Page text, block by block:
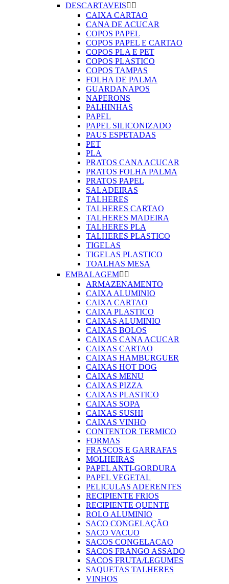
DESCARTAVEIS 
CAIXA CARTAO
CANA DE ACUCAR
COPOS PAPEL
COPOS PAPEL E CARTAO
COPOS PLA E PET
COPOS PLASTICO
COPOS TAMPAS
FOLHA DE PALMA
GUARDANAPOS
NAPERONS
PALHINHAS
PAPEL
PAPEL SILICONIZADO
PAUS ESPETADAS
PET
PLA
PRATOS CANA ACUCAR
PRATOS FOLHA PALMA
PRATOS PAPEL
SALADEIRAS
TALHERES
TALHERES CARTAO
TALHERES MADEIRA
TALHERES PLA
TALHERES PLASTICO
TIGELAS
TIGELAS PLASTICO
TOALHAS MESA
EMBALAGEM 
ARMAZENAMENTO
CAIXA ALUMINIO
CAIXA CARTAO
CAIXA PLASTICO
CAIXAS ALUMINIO
CAIXAS BOLOS
CAIXAS CANA ACUCAR
CAIXAS CARTAO
CAIXAS HAMBURGUER
CAIXAS HOT DOG
CAIXAS MENU
CAIXAS PIZZA
CAIXAS PLASTICO
CAIXAS SOPA
CAIXAS SUSHI
CAIXAS VINHO
CONTENTOR TERMICO
FORMAS
FRASCOS E GARRAFAS
MOLHEIRAS
PAPEL ANTI-GORDURA
PAPEL VEGETAL
PELICULAS ADERENTES
RECIPIENTE FRIOS
RECIPIENTE QUENTE
ROLO ALUMINIO
SACO CONGELAÇÃO
SACO VACUO
SACOS CONGELACAO
SACOS FRANGO ASSADO
SACOS FRUTA/LEGUMES
SAQUETAS TALHERES
VINHOS